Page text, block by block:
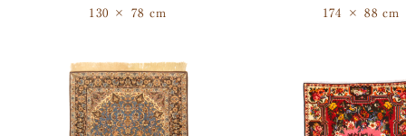
130 × 78 cm 174 × 88 cm